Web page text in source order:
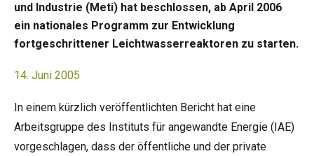
und Industrie (Meti) hat beschlossen, ab April 2006
ein nationales Programm zur Entwicklung
fortgeschrittener Leichtwasserreaktoren zu starten.
14. Juni 2005
In einem kürzlich veröffentlichten Bericht hat eine
Arbeitsgruppe des Instituts für angewandte Energie (IAE)
vorgeschlagen, dass der öffentliche und der private